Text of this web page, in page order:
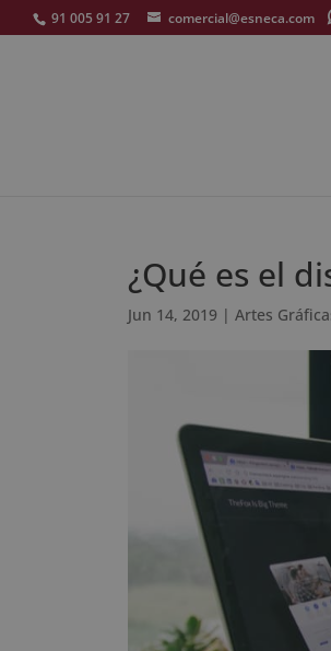
91 005 91 27 comercial@esneca.com
¿Qué es el
Jun 14, 2019 | Artes